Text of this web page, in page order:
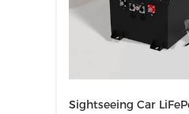
Sightseeing Car